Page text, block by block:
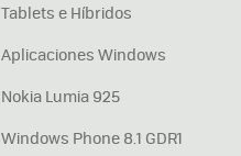
Tablets e Híbridos
Aplicaciones Windows
Nokia Lumia 925
Windows Phone 8.1 GDR1